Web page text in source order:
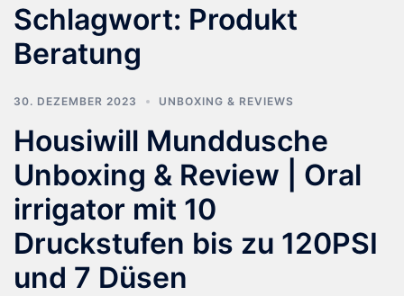
Schlagwort: Produkt
Beratung
30. DEZEMBER 2023 UNBOXING & REVIEWS
Housiwill Munddusche
Unboxing & Review | Oral
irrigator mit 10
Druckstufen bis zu 120PSI
und 7 Düsen